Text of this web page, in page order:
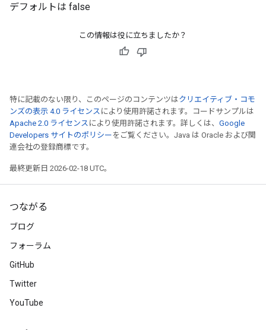
デフォルトは false
この情報は役に立ちましたか？
特に記載のない限り、このページのコンテンツはクリエイティブ・コモ
ンズの表示 4.0 ライセンス により使用許諾されます。コードサンプルは
Apache 2.0 ライセンス により使用許諾されます。詳しくは、 Google
Developers サイトのポリシー をご覧ください。Java は Oracle および関
連会社の登録商標です。
最終更新日 2026-02-18 UTC。
つながる
ブログ
フォーラム
GitHub
Twitter
YouTube